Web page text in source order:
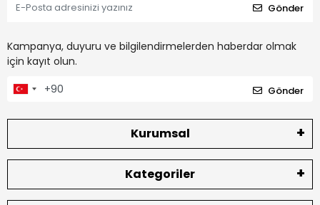
Gönder
Kampanya, duyuru ve bilgilendirmelerden haberdar olmak
için kayıt olun.
Gönder
Kurumsal
Kategoriler